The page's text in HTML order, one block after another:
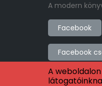
A
A modern
Facebook
Facebook